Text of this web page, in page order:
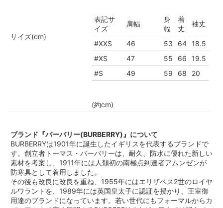
サイズ(cm)
表記サ
イズ
肩幅
身
幅
着
丈
袖丈
#XXS 46 53 64
18.5
#XS
47 55 66
19.5
#S
49 59 68 20
(約cm)
ブランド『バーバリー(BURBERRY)』について
BURBERRYは1901年に誕生したイギリスを代表するブランドで
す。創立者トーマス・バーバリーは、耐久、防水に優れた新しい
素材を考案し、1911年には人類初の南極点到達者アムンゼンが
防寒具として着用しました。
その後も改良に改良を重ね、1955年にはエリザベス2世のロイヤ
ルワラントを、1989年には英国皇太子に認証を授かり、王室御
用達のブランドになっています。若い世代にもフォーマルからカ